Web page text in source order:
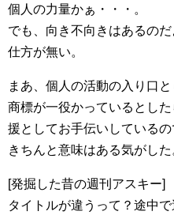
個人の力量かぁ・・・。
でも、向き不向きはあるのだ
仕方が無い。
まあ、個人の活動の入り口
商標が一役かっているとし
援としてお手伝いしているの
きちんと意味はある気がした
[発掘した昔の週刊アスキー]
タイトルが違うって？途中で